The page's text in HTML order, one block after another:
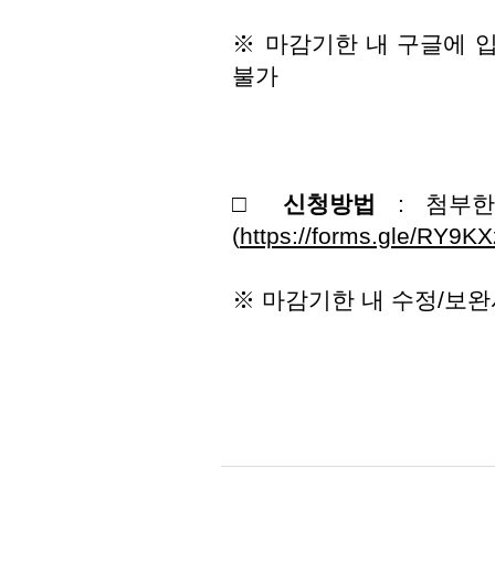
※ 마감기한 내 구글에
불가
□ 신청방법
: 첨부
(https://forms.gle/
※ 마감기한 내 수정/보